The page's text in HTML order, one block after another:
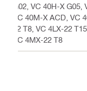
G02, VC 40H-X
VC 40M-X ACD, VC
22 T8, VC 4LX-22
VC 4MX-22 T8